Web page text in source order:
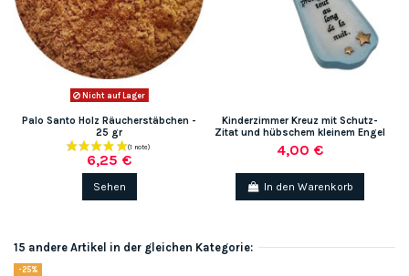
Nicht auf Lager
Palo Santo Holz Räucherstäbchen -
25 gr
6,25 €
Sehen
Kinderzimmer Kreuz mit Schutz-
Zitat und hübschem kleinem Engel
4,00 €
In den Warenkorb
15 andere Artikel in der gleichen Kategorie:
-25%